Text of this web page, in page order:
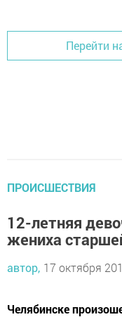
Перейти
ПРОИСШЕСТВИЯ
12-летняя
жениха
автор, 17 октября
Челябинске